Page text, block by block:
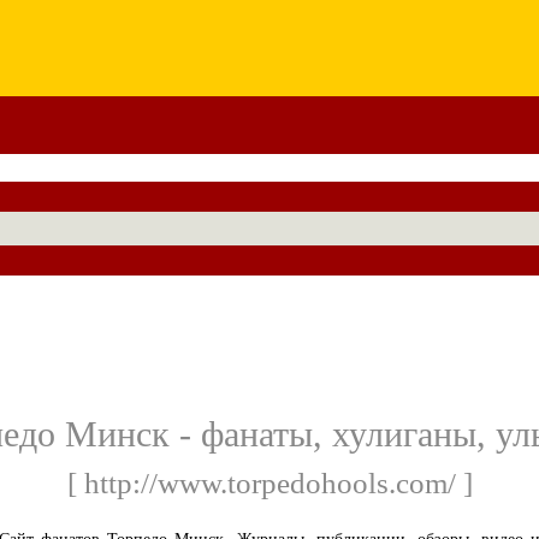
Минск - фанаты, хулиганы,
[ http://www.torpedohools.com/ ]